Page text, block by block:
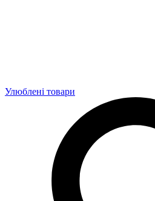
Улюблені товари